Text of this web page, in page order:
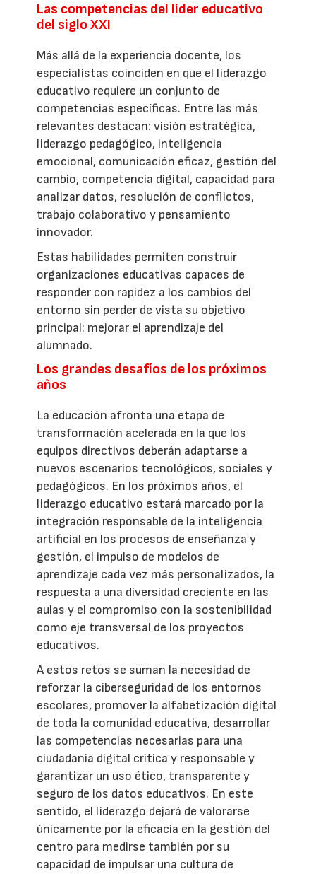
Las competencias del líder educativo
del siglo XXI
Más allá de la experiencia docente, los
especialistas coinciden en que el liderazgo
educativo requiere un conjunto de
competencias específicas. Entre las más
relevantes destacan: visión estratégica,
liderazgo pedagógico, inteligencia
emocional, comunicación eficaz, gestión del
cambio, competencia digital, capacidad para
analizar datos, resolución de conflictos,
trabajo colaborativo y pensamiento
innovador.
Estas habilidades permiten construir
organizaciones educativas capaces de
responder con rapidez a los cambios del
entorno sin perder de vista su objetivo
principal: mejorar el aprendizaje del
alumnado.
Los grandes desafíos de los próximos
años
La educación afronta una etapa de
transformación acelerada en la que los
equipos directivos deberán adaptarse a
nuevos escenarios tecnológicos, sociales y
pedagógicos. En los próximos años, el
liderazgo educativo estará marcado por la
integración responsable de la inteligencia
artificial en los procesos de enseñanza y
gestión, el impulso de modelos de
aprendizaje cada vez más personalizados, la
respuesta a una diversidad creciente en las
aulas y el compromiso con la sostenibilidad
como eje transversal de los proyectos
educativos.
A estos retos se suman la necesidad de
reforzar la ciberseguridad de los entornos
escolares, promover la alfabetización digital
de toda la comunidad educativa, desarrollar
las competencias necesarias para una
ciudadanía digital crítica y responsable y
garantizar un uso ético, transparente y
seguro de los datos educativos. En este
sentido, el liderazgo dejará de valorarse
únicamente por la eficacia en la gestión del
centro para medirse también por su
capacidad de impulsar una cultura de